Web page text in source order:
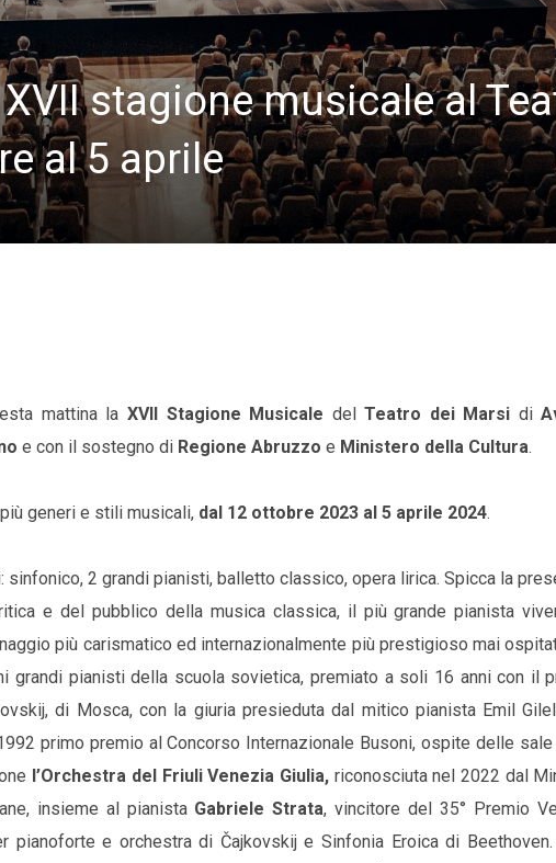
stagione musicale al
al 5 aprile
mattina la XVII Stagione Musicale delTeatro dei Marsi di
e con il sostegno di Regione Abruzzo e Ministero della Cultura.
generi e stili musicali, dal 12 ottobre 2023 al 5 aprile 2024.
sinfonico, 2 grandi pianisti, balletto classico, opera lirica. Spicca la
e del pubblico della musica classica, il più grande pianista
più carismatico ed internazionalmente più prestigioso mai
grandi pianisti della scuola sovietica, premiato a soli 16 anni con il
di Mosca, con la giuria presieduta dal mitico pianista Emil
primo premio al Concorso Internazionale Busoni, ospite delle
l’Orchestra del Friuli Venezia Giulia,riconosciuta nel 2022 dal
insieme al pianista Gabriele Strata, vincitore del 35° Premio
pianoforte e orchestra di Čajkovskij e Sinfonia Eroica di